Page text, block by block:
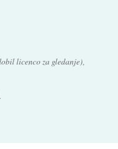
licenco za gledanje),